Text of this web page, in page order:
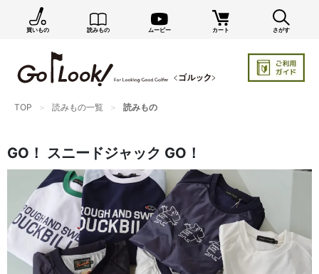
買いもの 読みもの ムービー カート さがす
TOP 読みもの一覧 読みもの
GO！ スニードジャック GO！
×
GO/LOOK! からのお知らせ（受信設定）
新商品情報や編集部のオススメ、オトクな情報・買い
まだご登録でない方はぜひ！
編集部セレクトのスタイル提案・お得情報（ダイレクトメール）
カートに残っている商品のお知らせ（買い忘れ通知）
お知らせを受け取る